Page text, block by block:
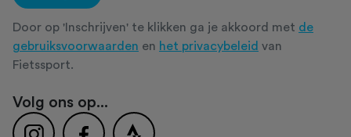
Door op 'Inschrijven' te klikken ga je akkoord met de
gebruiksvoorwaarden en het privacybeleid van
Fietssport.
Volg ons op...